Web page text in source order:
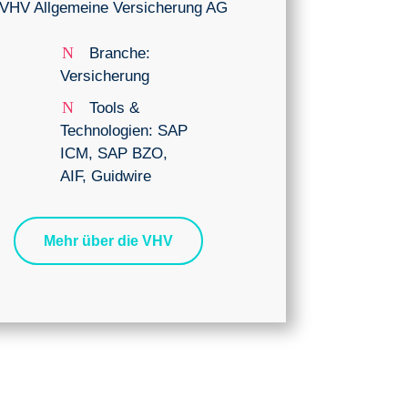
Allgemeine Versicherung AG
N
Branche:
Versicherung
N
Tools &
Technologien: SAP
ICM, SAP BZO,
AIF, Guidwire
Mehr über die VHV